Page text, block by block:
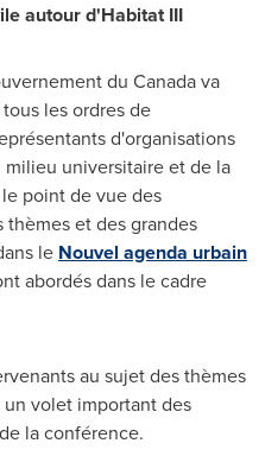
autour d'Habitat III
du Canada va
les ordres de
d'organisations
universitaire et de la
point de vue des
thèmes et des grandes
le Nouvel agenda urbain
abordés dans le cadre
au sujet des thèmes
volet important des
la conférence.